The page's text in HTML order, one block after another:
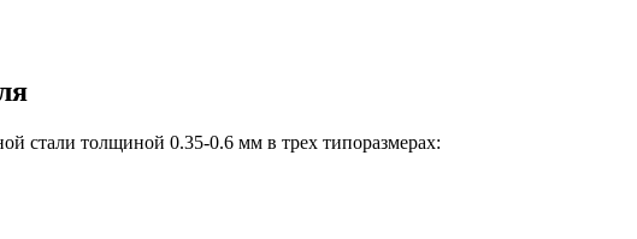
стали толщиной 0.35-0.6 мм в трех типоразмерах: